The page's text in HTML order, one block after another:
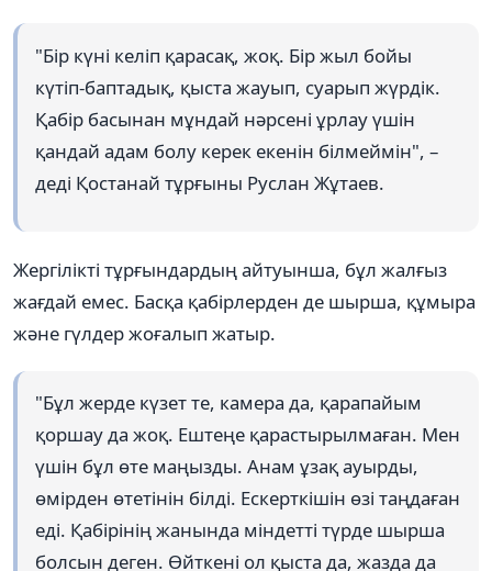
"Бір күні келіп қарасақ, жоқ. Бір жыл бойы
күтіп-баптадық, қыста жауып, суарып жүрдік.
Қабір басынан мұндай нәрсені ұрлау үшін
қандай адам болу керек екенін білмеймін", –
деді Қостанай тұрғыны Руслан Жұтаев.
Жергілікті тұрғындардың айтуынша, бұл жалғыз
жағдай емес. Басқа қабірлерден де шырша, құмыра
және гүлдер жоғалып жатыр.
"Бұл жерде күзет те, камера да, қарапайым
қоршау да жоқ. Ештеңе қарастырылмаған. Мен
үшін бұл өте маңызды. Анам ұзақ ауырды,
өмірден өтетінін білді. Ескерткішін өзі таңдаған
еді. Қабірінің жанында міндетті түрде шырша
болсын деген. Өйткені ол қыста да, жазда да